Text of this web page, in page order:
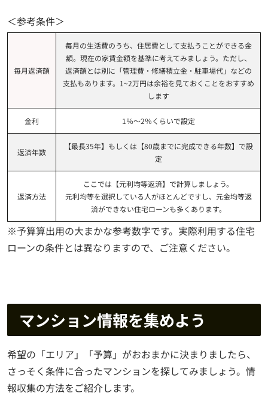
＜参考条件＞
毎月返済額
毎月の生活費のうち、住居費として支払うことができる金
額。現在の家賃金額を基準に考えてみましょう。ただし、
返済額とは別に「管理費・修繕積立金・駐車場代」などの
支払もあります。1~2万円は余裕を見ておくことをおすすめ
します
金利 1％～2％くらいで設定
返済年数
【最長35年】もしくは【80歳までに完成できる年数】で設
定
返済方法
ここでは【元利均等返済】で計算しましょう。
元利均等を選択している人がほとんどですし、元金均等返
済ができない住宅ローンも多くあります。
※予算算出用の大まかな参考数字です。実際利用する住宅
ローンの条件とは異なりますので、ご注意ください。
マンション情報を集めよう
希望の「エリア」「予算」がおおまかに決まりましたら、
さっそく条件に合ったマンションを探してみましょう。情
報収集の方法をご紹介します。